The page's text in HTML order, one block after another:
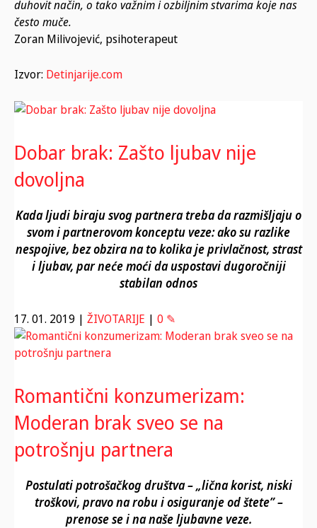
duhovit način, o tako važnim i ozbiljnim stvarima koje nas
često muče.
Zoran Milivojević, psihoterapeut
Izvor: Detinjarije.com
Dobar brak: Zašto ljubav nije
dovoljna
Kada ljudi biraju svog partnera treba da razmišljaju o
svom i partnerovom konceptu veze: ako su razlike
nespojive, bez obzira na to kolika je privlačnost, strast
i ljubav, par neće moći da uspostavi dugoročniji
stabilan odnos
17. 01. 2019 | ŽIVOTARIJE | 0 ✎
Romantični konzumerizam:
Moderan brak sveo se na
potrošnju partnera
Postulati potrošačkog društva – „lična korist, niski
troškovi, pravo na robu i osiguranje od štete” –
prenose se i na naše ljubavne veze.